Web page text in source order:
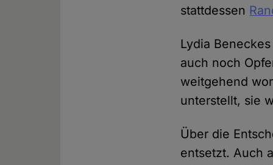
stattdessen
Lydia
auch noch
weitgehend
unterstellt, sie
Über die
entsetzt. Auch